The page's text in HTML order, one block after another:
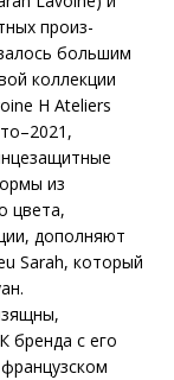
произ­
большим
коллекции
H Ateliers
из
цвета,
дополняют
Sarah, который
бренда с его